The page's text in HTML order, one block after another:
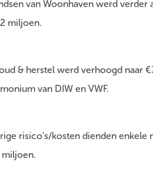
van Woonhaven werd verder
miljoen.
& herstel werd verhoogd naar
van DIW en VWF.
risico’s/kosten dienden enkele
miljoen.